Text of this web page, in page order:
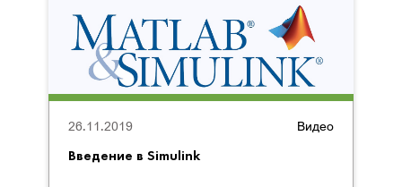
Видео
Введение в Simulink
26.11.2019